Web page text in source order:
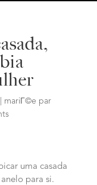
mariГ©e par
uma casada
para si.